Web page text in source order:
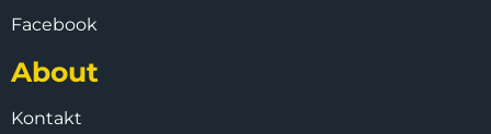
Facebook
About
Kontakt